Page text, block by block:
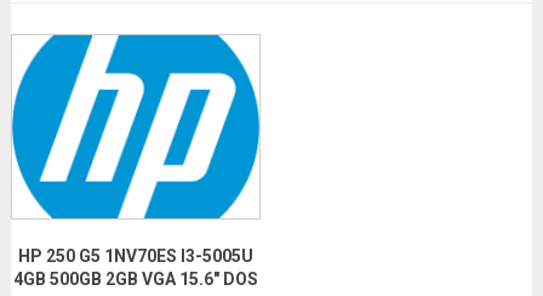
HP 250 G5 1NV70ES I3-5005U
4GB 500GB 2GB VGA 15.6″ DOS